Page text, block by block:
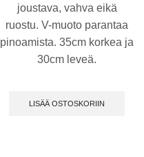
joustava, vahva eikä
ruostu. V-muoto parantaa
pinoamista. 35cm korkea ja
30cm leveä.
LISÄÄ OSTOSKORIIN